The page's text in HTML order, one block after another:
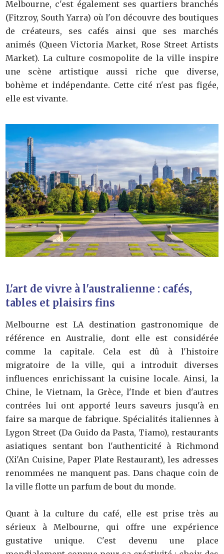
Melbourne, c'est également ses quartiers branchés
(Fitzroy, South Yarra) où l'on découvre des boutiques
de créateurs, ses cafés ainsi que ses marchés
animés (Queen Victoria Market, Rose Street Artists
Market). La culture cosmopolite de la ville inspire
une scène artistique aussi riche que diverse,
bohème et indépendante. Cette cité n'est pas figée,
elle est vivante.
L'art de vivre à l'australienne : cafés,
tables et plaisirs fins
Melbourne est LA destination gastronomique de
référence en Australie, dont elle est considérée
comme la capitale. Cela est dû à l'histoire
migratoire de la ville, qui a introduit diverses
influences enrichissant la cuisine locale. Ainsi, la
Chine, le Vietnam, la Grèce, l'Inde et bien d'autres
contrées lui ont apporté leurs saveurs jusqu'à en
faire sa marque de fabrique. Spécialités italiennes à
Lygon Street (Da Guido da Pasta, Tiamo), restaurants
asiatiques sentant bon l'authenticité à Richmond
(Xi'An Cuisine, Paper Plate Restaurant), les adresses
renommées ne manquent pas. Dans chaque coin de
la ville flotte un parfum de bout du monde.
Quant à la culture du café, elle est prise très au
sérieux à Melbourne, qui offre une expérience
gustative unique. C'est devenu une place